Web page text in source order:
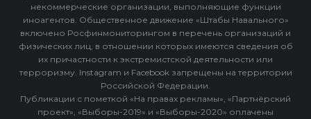
некоммерческие организации, выполняющие функции
иноагентов. Общественное движение «Штабы Навального»
включено Росфинмониторингом в перечень организаций и
физических лиц, в отношении которых имеются сведения об
их причастности к экстремистской деятельности или
терроризму. Instagram и Facebook запрещены на территории
Российской Федерации.
Публикации с пометкой «На правах рекламы», «Партнёрский
проект», «Выборы-2019» и «Выборы-2020» оплачены